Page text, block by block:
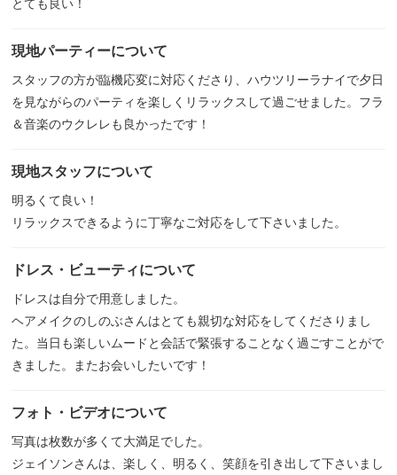
とても良い！
現地パーティーについて
スタッフの方が臨機応変に対応くださり、ハウツリーラナイで夕日
を見ながらのパーティを楽しくリラックスして過ごせました。フラ
＆音楽のウクレレも良かったです！
現地スタッフについて
明るくて良い！
リラックスできるように丁寧なご対応をして下さいました。
ドレス・ビューティについて
ドレスは自分で用意しました。
ヘアメイクのしのぶさんはとても親切な対応をしてくださりまし
た。当日も楽しいムードと会話で緊張することなく過ごすことがで
きました。またお会いしたいです！
フォト・ビデオについて
写真は枚数が多くて大満足でした。
ジェイソンさんは、楽しく、明るく、笑顔を引き出して下さいまし